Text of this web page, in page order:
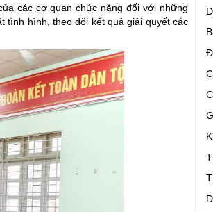
các cơ quan chức năng đối với những
tình hình, theo dõi kết quả giải quyết các